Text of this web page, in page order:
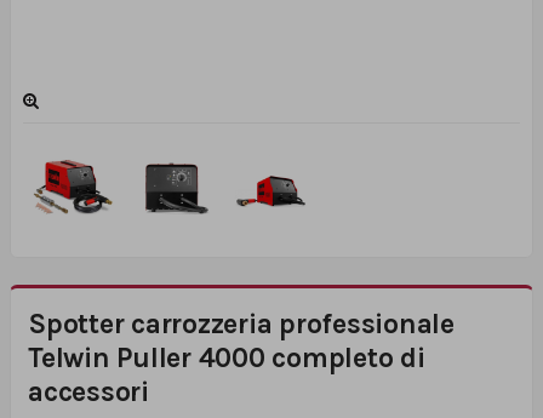
Spotter carrozzeria professionale
Telwin Puller 4000 completo di
accessori